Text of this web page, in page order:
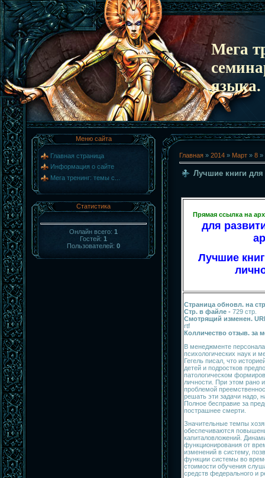
Мега
языка.
Меню сайта
Главная страница
Информация о сайте
Мега тренинг: темы с...
Статистика
Онлайн всего: 1
Гостей: 1
Пользователей: 0
Главная » 2014 » Март » 8 »
Лучшие книги для
Прямая ссылка на
для
Лучшие
Страница обновл. на
Стр. в файле - 729 стр.
Смотрящий изменен.
rtf
Колличество отзыв. за
В менеджменте
психологических наук и
Гегель писал, что
детей и подростков
патологическом
личности. При этом рано
проблемой
решать эти задачи надо,
Полное бесправие за
пострашнее смерти.
Значительные темпы
обеспечиваются
капиталовложений.
функционирования от
изменений в систему,
функции системы во
стоимости обучения
средств федерального и